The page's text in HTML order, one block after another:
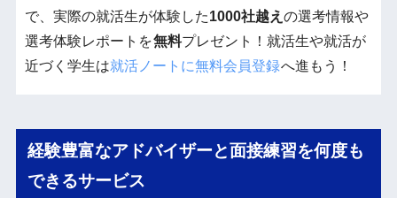
で、実際の就活生が体験した1000社越え の選考情報や
選考体験レポートを無料プレゼント！就活生や就活が
近づく学生は就活ノートに無料会員登録へ進もう！
経験豊富なアドバイザーと面接練習を何度も
できるサービス